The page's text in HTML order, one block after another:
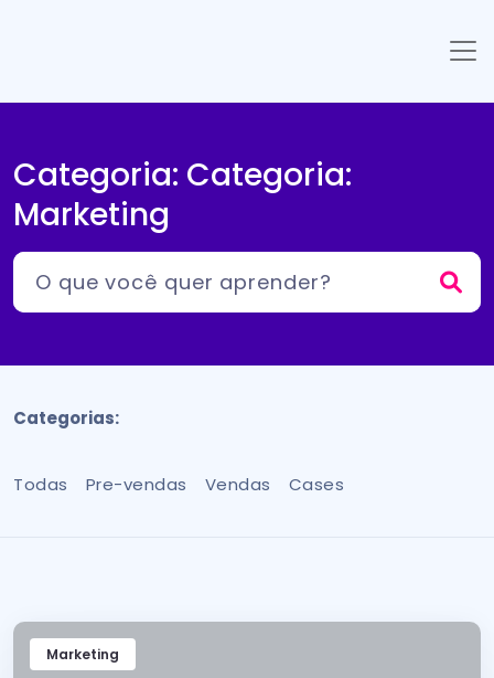
Categoria: Categoria:
Marketing
Categorias:
Todas Pre-vendas Vendas Cases
Marketing